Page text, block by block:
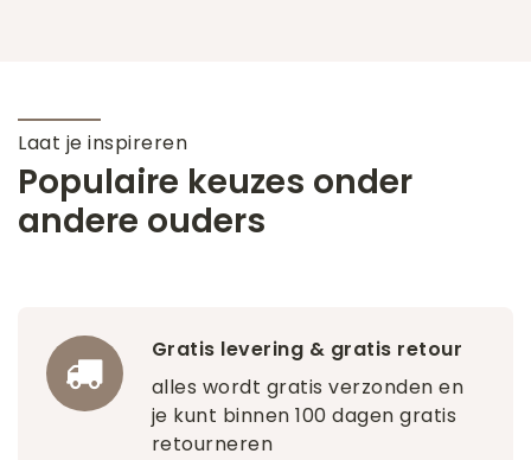
Laat je inspireren
Populaire keuzes onder
andere ouders
Gratis levering & gratis retour
alles wordt gratis verzonden en
je kunt binnen 100 dagen gratis
retourneren